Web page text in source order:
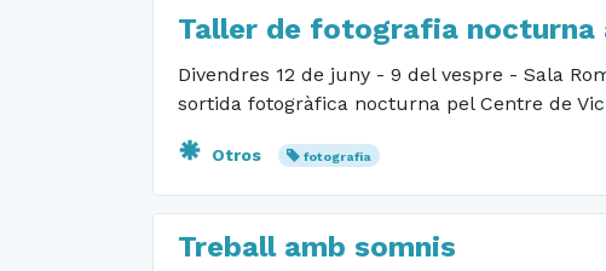
Taller de fotografia nocturna
Divendres 12 de juny - 9 del vespre - Sala
sortida fotogràfica nocturna pel Centre de Vic
Otros fotografia
Treball amb somnis